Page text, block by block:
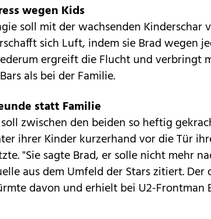
wegen Kids
soll mit der wachsenden Kinderschar
sich Luft, indem sie Brad wegen
ergreift die Flucht und verbringt
als bei der Familie.
statt Familie
soll zwischen den beiden so heftig
ihrer Kinder kurzerhand vor die Tür
"Sie sagte Brad, er solle nicht mehr
aus dem Umfeld der Stars zitiert.
davon und erhielt bei U2-Frontman